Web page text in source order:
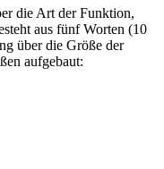
die Art der Funktion,
aus fünf Worten (10
über die Größe der
aufgebaut: